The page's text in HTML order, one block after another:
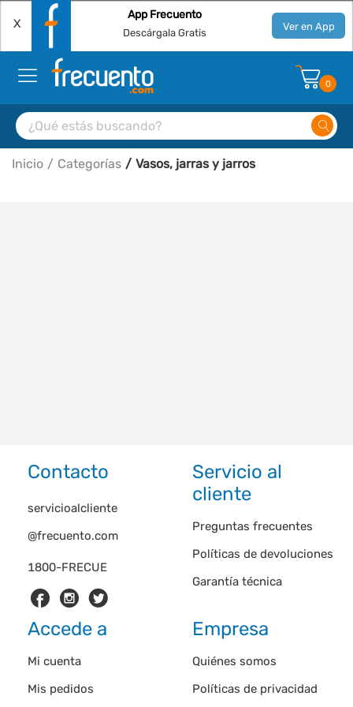
X
App Frecuento
Descárgala Gratis Ver en App
0
Inicio Categorías Vasos, jarras y jarros
Contacto
1800-FRECUE
servicioalcliente
@frecuento.com
Servicio al
cliente
Preguntas frecuentes
Políticas de devoluciones
Garantía técnica
Accede a
Mi cuenta
Mis pedidos
Empresa
Quiénes somos
Políticas de privacidad